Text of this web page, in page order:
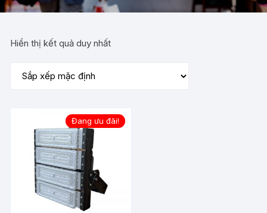
Hiển thị kết quả duy nhất
Đang ưu đãi!